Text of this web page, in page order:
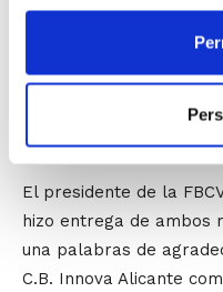
los alicantinos sin
El presidente del Club,
deseo inequívoco tras
mundo pueda formar
El presidente de la
hizo entrega de ambos
una palabras de
C.B. Innova Alicante